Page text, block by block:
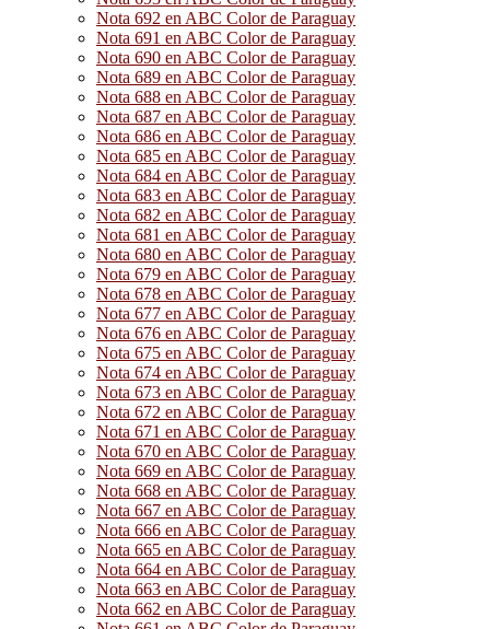
Nota 692 en ABC Color de Paraguay
Nota 691 en ABC Color de Paraguay
Nota 690 en ABC Color de Paraguay
Nota 689 en ABC Color de Paraguay
Nota 688 en ABC Color de Paraguay
Nota 687 en ABC Color de Paraguay
Nota 686 en ABC Color de Paraguay
Nota 685 en ABC Color de Paraguay
Nota 684 en ABC Color de Paraguay
Nota 683 en ABC Color de Paraguay
Nota 682 en ABC Color de Paraguay
Nota 681 en ABC Color de Paraguay
Nota 680 en ABC Color de Paraguay
Nota 679 en ABC Color de Paraguay
Nota 678 en ABC Color de Paraguay
Nota 677 en ABC Color de Paraguay
Nota 676 en ABC Color de Paraguay
Nota 675 en ABC Color de Paraguay
Nota 674 en ABC Color de Paraguay
Nota 673 en ABC Color de Paraguay
Nota 672 en ABC Color de Paraguay
Nota 671 en ABC Color de Paraguay
Nota 670 en ABC Color de Paraguay
Nota 669 en ABC Color de Paraguay
Nota 668 en ABC Color de Paraguay
Nota 667 en ABC Color de Paraguay
Nota 666 en ABC Color de Paraguay
Nota 665 en ABC Color de Paraguay
Nota 664 en ABC Color de Paraguay
Nota 663 en ABC Color de Paraguay
Nota 662 en ABC Color de Paraguay